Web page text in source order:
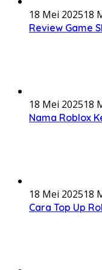
18 Mei 202518
Review Game
18 Mei 202518
Nama Roblox
18 Mei 202518
Cara Top Up